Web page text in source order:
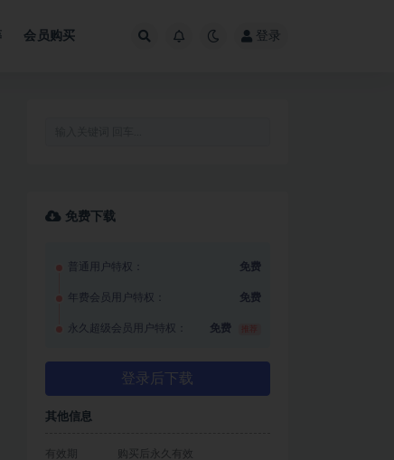
会员购买 登录
免费下载
普通用户特权： 免费
年费会员用户特权： 免费
永久超级会员用户特权： 免费
登录后下载
其他信息
有效期 购买后永久有效